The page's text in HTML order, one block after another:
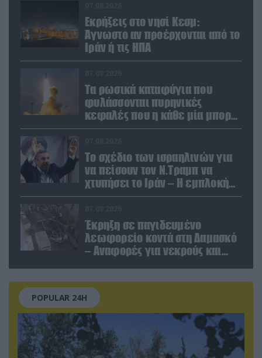
Εκρήξεις στο νησί Κεσμ:
Άγνωστο αν προέρχονται από το
Ιράν ή τις ΗΠΑ
Τα ρωσικά καταφύγια που
φυλάσσονται πυρηνικές
κεφαλές που η κάθε μία μπορεί
να καταστρέψει «μία
Το σχέδιο των ισραηλινών για
να πείσουν τον Ν.Τραμπ να
χτυπήσει το Ιράν – Η εμπλοκή
του Μ.Αχμαντινετζάντ
Έκρηξη σε παγιδευμένο
λεωφορείο κοντά στη Δαμασκό
– Αναφορές για νεκρούς και
POPULAR 24H